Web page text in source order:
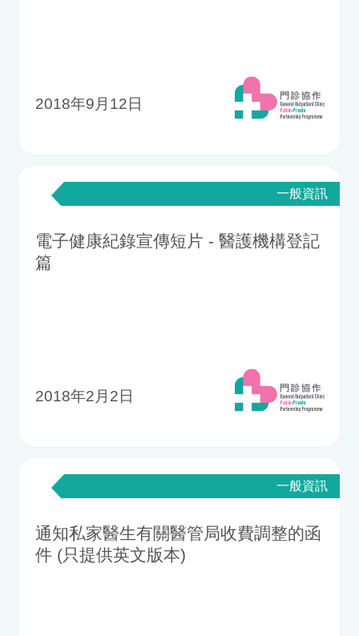
2018年9月12日
一般資訊
電子健康紀錄宣傳短片 - 醫護機構登記
篇
2018年2月2日
一般資訊
通知私家醫生有關醫管局收費調整的函
件 (只提供英文版本)